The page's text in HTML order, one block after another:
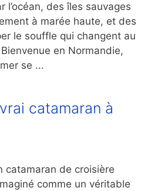
l’océan, des îles sauvages
à marée haute, et des
le souffle qui changent au
en Normandie,
se ...
catamaran à
catamaran de croisière
comme un véritable